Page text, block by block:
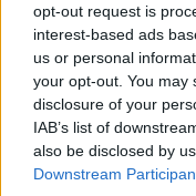
opt-out request is
interest-based ads
us or personal
your opt-out. You may
disclosure of your
IAB’s list of
also be disclosed by
Downstream